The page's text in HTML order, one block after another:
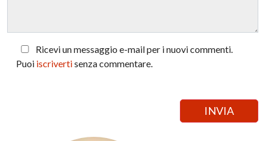
Ricevi un messaggio e-mail per i nuovi commenti.
Puoi iscrivertisenza commentare.